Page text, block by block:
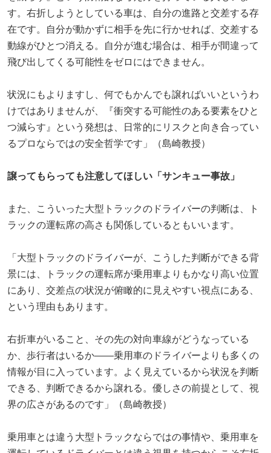
す。右折しようとしている車は、自分の進路と交差する存
在です。自分が動かずに相手を先に行かせれば、交差する
動線がひとつ消える。自分が進む場合は、相手が間違って
飛び出してくる可能性をゼロにはできません。
状況にもよりますし、何でもかんでも譲ればいいというわ
けではありませんが、『衝突する可能性のある要素をひと
つ減らす』という発想は、日常的にリスクと向き合ってい
るプロならではの安全哲学です」（島崎教授）
譲ってもらっても注意してほしい「サンキュー事故」
また、こういった大型トラックのドライバーの判断は、ト
ラックの運転席の高さも関係しているともいいます。
「大型トラックのドライバーが、こうした判断ができる背
景には、トラックの運転席が乗用車よりもかなり高い位置
にあり、交差点の状況が俯瞰的に見えやすい視点にある、
という理由もあります。
右折車がいること、その先の対向車線がどうなっている
か、歩行者はいるか――乗用車のドライバーよりも多くの
情報が目に入っています。よく見えているから状況を判断
できる、判断できるから譲れる。優しさの前提として、視
界の広さがあるのです」（島崎教授）
乗用車とは違う大型トラックならではの事情や、乗用車を